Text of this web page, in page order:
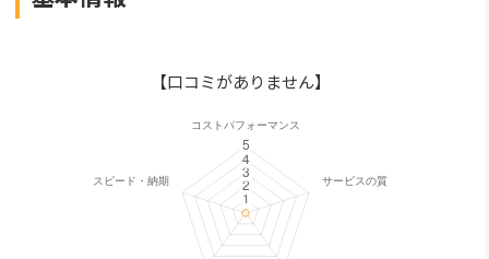
【口コミがありません】